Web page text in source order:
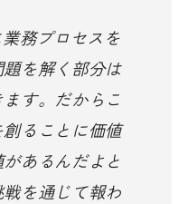
業務プロセスを
を解く部分は
す。だからこ
ることに価値
あるんだよと
を通じて報わ